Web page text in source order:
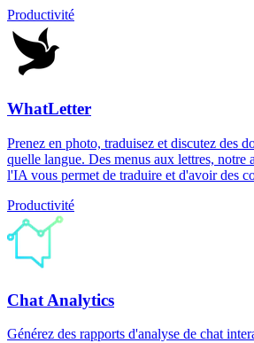
Productivité
WhatLetter
Prenez en photo, traduisez et discutez des
quelle langue. Des menus aux lettres, notre
l'IA vous permet de traduire et d'avoir des
Productivité
Chat Analytics
Générez des rapports d'analyse de chat